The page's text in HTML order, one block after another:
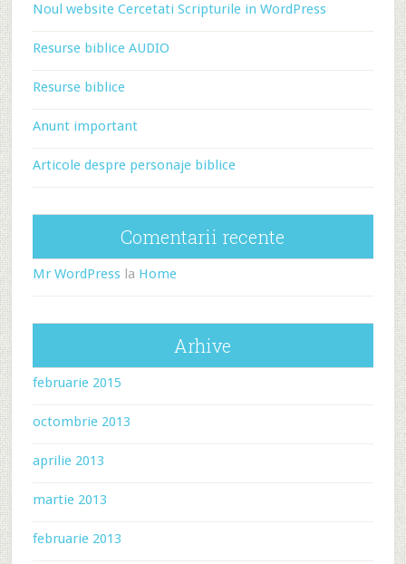
Noul website Cercetati Scripturile in WordPress
Resurse biblice AUDIO
Resurse biblice
Anunt important
Articole despre personaje biblice
Comentarii recente
Mr WordPressla Home
Arhive
februarie 2015
octombrie 2013
aprilie 2013
martie 2013
februarie 2013